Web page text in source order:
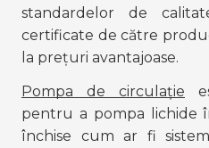
standardelor de
certificate de către
la prețuri avantajoase.
Pompa de circulație
pentru a pompa lichide
închise cum ar fi